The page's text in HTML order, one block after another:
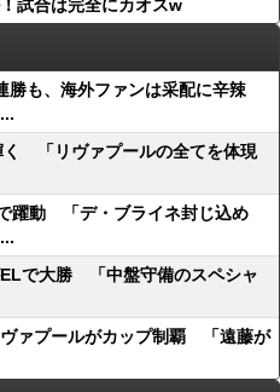
試合は完全にカオスw
勝も、海外ファンは采配に辛辣
く 「リヴァプールの全てを体現
躍動 「デ・ブライネ封じ込め
で大勝 「中盤守備のスペシャ
ァプールがカップ制覇 「遠藤が